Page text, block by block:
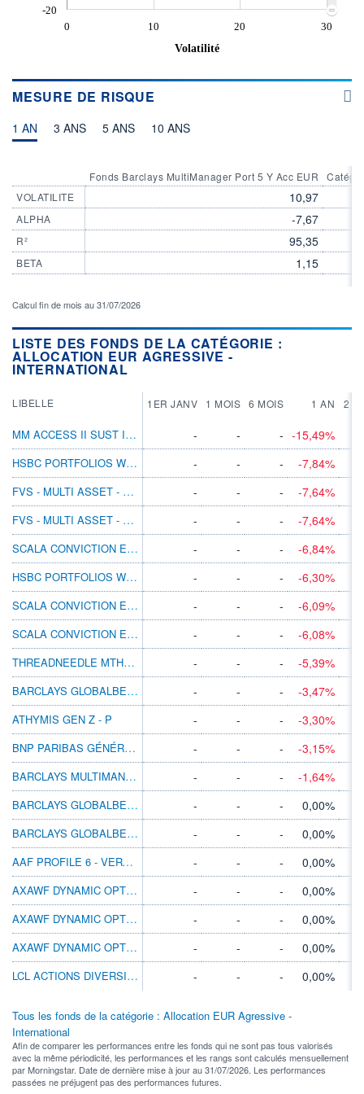
-20
0 10 20
30
Volatilité
MESURE DE RISQUE
1 AN 3 ANS 5 ANS 10 ANS
VOLATILITE
ALPHA
R²
BETA
Fonds Barclays MultiManager Port 5 Y Acc EUR
10,97
-7,67
95,35
1,15
Calcul fin de mois au 31/07/2026
LISTE DES FONDS DE LA CATÉGORIE :
ALLOCATION EUR AGRESSIVE -
INTERNATIONAL
LIBELLE 1ER JANV 1 MOIS 6 MOIS 1 AN 2
MM ACCESS II SUST INVT GR DKKH P-ACC - - - -15,49%
HSBC PORTFOLIOS WORLD SELECTION 5 AMHEUR
- - -
-7,84%
FVS - MULTI ASSET - GROWTH R
- - -
-7,64%
FVS - MULTI ASSET - GROWTH RT
- - -
-7,64%
SCALA CONVICTION ENVIRONNEMENT C
- - -
-6,84%
HSBC PORTFOLIOS WORLD SELECTION 4 AMHEUR
- - -
-6,30%
SCALA CONVICTION ENVIRONNEMENT CS
- - -
-6,09%
SCALA CONVICTION ENVIRONNEMENT I
- - -
-6,08%
THREADNEEDLE MTHLY ETR INC RTL INC EUR H
- - -
-5,39%
BARCLAYS GLOBALBETA PORT 4 B DIS EUR
- - - -3,47%
ATHYMIS GEN Z - P - - -
-3,30%
BNP PARIBAS GÉNÉRAT AVENIR X
- - -
-3,15%
BARCLAYS MULTIMANAGER PORT 5 C DIS EUR
- - -
-1,64%
BARCLAYS GLOBALBETA PORT 4 I ACC EUR
- - -
0,00%
BARCLAYS GLOBALBETA PORT 4 R DIS EUR
- - -
0,00%
AAF PROFILE 6 - VERY AGGRESSIVE A EURCAP
- - -
0,00%
AXAWF DYNAMIC OPTIMAL INCOME A CAP EUR H
- - -
0,00%
AXAWF DYNAMIC OPTIMAL INCOME E CAP EUR H
- - -
0,00%
AXAWF DYNAMIC OPTIMAL INCOME I CAP EUR H
- - -
0,00%
LCL ACTIONS DIVERSIFICATION R C
- - - 0,00%
Tous les fonds de la catégorie : Allocation EUR Agressive -
International
Afin de comparer les performances entre les fonds qui ne sont pas tous valorisés
avec la même périodicité, les performances et les rangs sont calculés mensuellement
par Morningstar. Date de dernière mise à jour au 31/07/2026. Les performances
passées ne préjugent pas des performances futures.